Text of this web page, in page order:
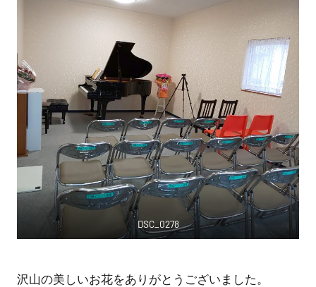
DSC_0278
沢山の美しいお花をありがとうございました。